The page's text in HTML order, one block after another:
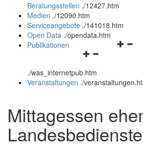
und
schließen
Beratungsstellen ./12427.htm
Medien ./12090.htm
Serviceangebote ./141018.htm
Open Data ./opendata.htm
Navigationsmenü
und
schließen
Publikationen
./was_internetpub.htm
Veranstaltungen ./
Mittagessen